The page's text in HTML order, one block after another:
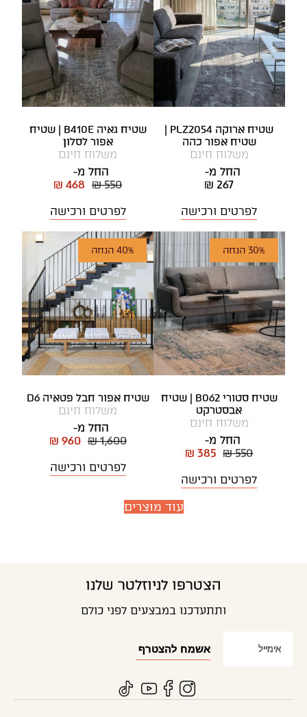
שטיח אפור כהה
משלוח חינם
החל מ-
₪ 267
לפרטים ורכישה
שטיח גאיה B410E | שטיח
אפור לסלון
משלוח חינם
החל מ-
₪ 550
₪ 468
לפרטים ורכישה
30% הנחה
שטיח סטורי B062 | שטיח
אבסטרקט
משלוח חינם
החל מ-
₪ 550
₪ 385
לפרטים ורכישה
40% הנחה
שטיח אפור חבל פטאיה D6
משלוח חינם
החל מ-
₪ 1,600
₪ 960
לפרטים ורכישה
עוד מוצרים
הצטרפו לניוזלטר שלנו
ותתעדכנו במבצעים לפני כולם